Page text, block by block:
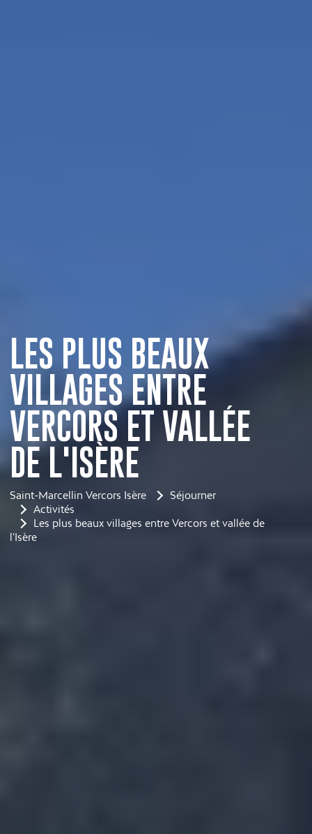
LES PLUS BEAUX
VILLAGES ENTRE
VERCORS ET VALLÉE
DE L'ISÈRE
Saint-Marcellin Vercors Isère
Séjourner
Activités
Les plus beaux villages entre Vercors et vallée de
l'Isère